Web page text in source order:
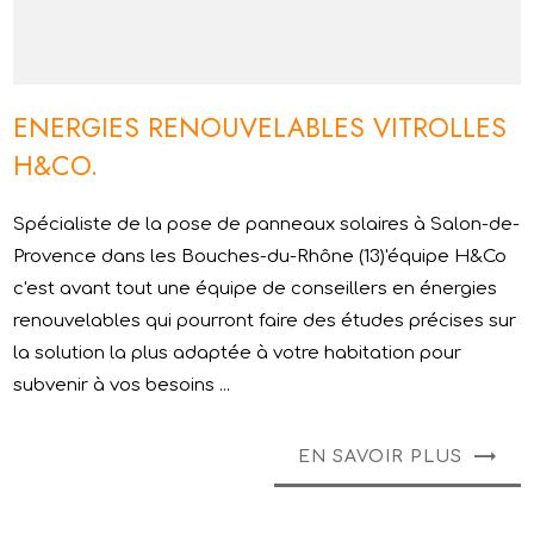
ENERGIES RENOUVELABLES VITROLLES
H&CO.
Spécialiste de la pose de panneaux solaires à Salon-de-
Provence dans les Bouches-du-Rhône (13)'équipe H&Co
c'est avant tout une équipe de conseillers en énergies
renouvelables qui pourront faire des études précises sur
la solution la plus adaptée à votre habitation pour
subvenir à vos besoins ...
EN SAVOIR PLUS